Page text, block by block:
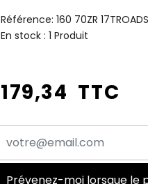
Référence: 160 70ZR
En stock : 1 Produit
179,34 TTC
Prévenez-moi lorsque le